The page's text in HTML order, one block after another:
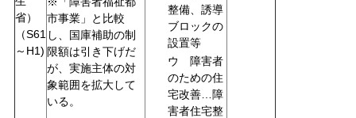
省）
（S61
～H1)
市事業」と比較
し、国庫補助の制
限額は引き下げだ
が、実施主体の対
象範囲を拡大して
いる。
整備、誘導
ブロックの
設置等
ウ 障害者
のための住
宅改善…障
害者住宅整